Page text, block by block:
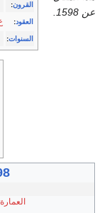
القرون:
العقود:
السنوات:
عن 1598.
العمارة